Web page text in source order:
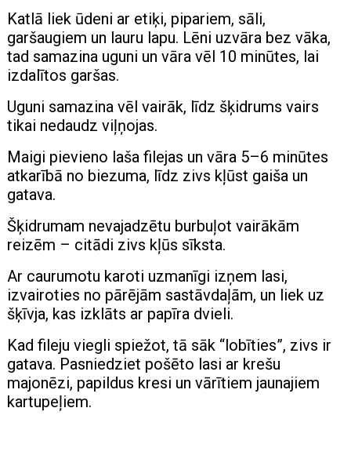
Katlā liek ūdeni ar etiķi, pipariem, sāli,
garšaugiem un lauru lapu. Lēni uzvāra bez vāka,
tad samazina uguni un vāra vēl 10 minūtes, lai
izdalītos garšas.
Uguni samazina vēl vairāk, līdz šķidrums vairs
tikai nedaudz viļņojas.
Maigi pievieno laša filejas un vāra 5–6 minūtes
atkarībā no biezuma, līdz zivs kļūst gaiša un
gatava.
Šķidrumam nevajadzētu burbuļot vairākām
reizēm – citādi zivs kļūs sīksta.
Ar caurumotu karoti uzmanīgi izņem lasi,
izvairoties no pārējām sastāvdaļām, un liek uz
šķīvja, kas izklāts ar papīra dvieli.
Kad fileju viegli spiežot, tā sāk “lobīties”, zivs ir
gatava. Pasniedziet pošēto lasi ar krešu
majonēzi, papildus kresi un vārītiem jaunajiem
kartupeļiem.